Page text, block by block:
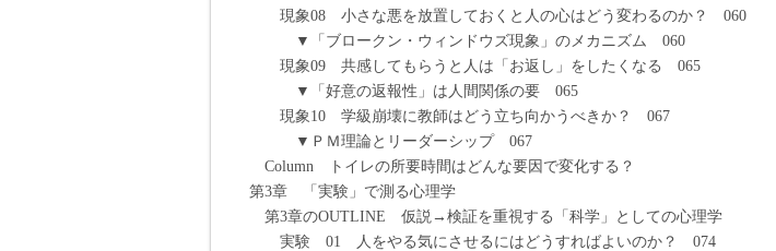
現象08 小さな悪を放置しておくと人の心はどう変わるのか？ 060
▼「ブロークン・ウィンドウズ現象」のメカニズム 060
現象09 共感してもらうと人は「お返し」をしたくなる 065
▼「好意の返報性」は人間関係の要 065
現象10 学級崩壊に教師はどう立ち向かうべきか？ 067
▼ＰＭ理論とリーダーシップ 067
Column トイレの所要時間はどんな要因で変化する？
第3章 「実験」で測る心理学
第3章のOUTLINE 仮説→検証を重視する「科学」としての心理学
実験 01 人をやる気にさせるにはどうすればよいのか？ 074